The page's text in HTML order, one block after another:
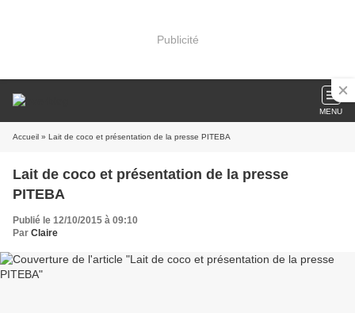
Publicité
MENU
Accueil » Lait de coco et présentation de la presse PITEBA
Lait de coco et présentation de la presse
PITEBA
Publié le 12/10/2015 à 09:10
Par Claire